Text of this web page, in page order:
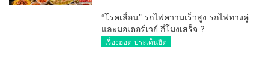
“โรคเลื่อน” รถไฟความเร็วสูง รถไฟทางคู่
และมอเตอร์เวย์ กี่โมงเสร็จ ?
เรื่องฮอต ประเด็นฮิต